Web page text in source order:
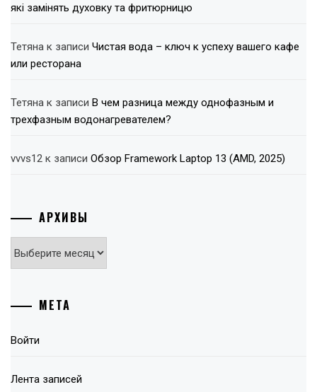
які замінять духовку та фритюрницю
Тетяна к записи Чистая вода – ключ к успеху вашего кафе
или ресторана
Тетяна к записи В чем разница между однофазным и
трехфазным водонагревателем?
vvvs12 к записи Обзор Framework Laptop 13 (AMD, 2025)
АРХИВЫ
Архивы
МЕТА
Войти
Лента записей